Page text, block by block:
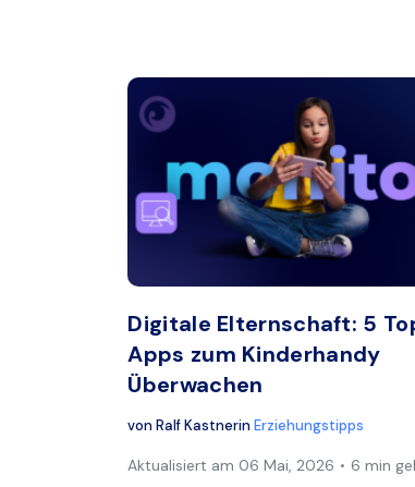
Digitale Elternschaft: 5
Apps zum Kinderhandy
Überwachen
vonRalf KastnerinErziehungstipps
Aktualisiert am 06 Mai, 2026 6 min